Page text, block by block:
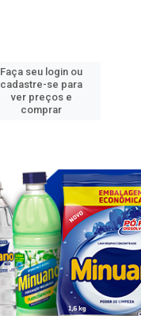
Faça seu login ou
cadastre-se para
ver preços e
comprar